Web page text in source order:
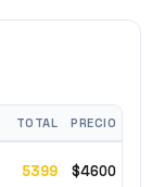
TOTAL PRECIO
5399 $4600